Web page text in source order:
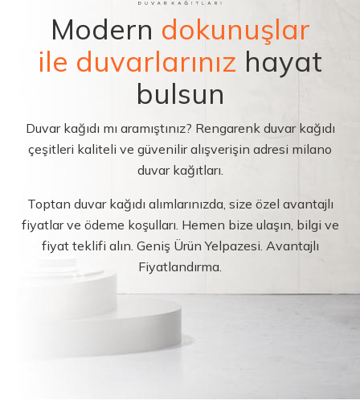
Modern dokunuşlar
ile duvarlarınız hayat
bulsun
Duvar kağıdı mı aramıştınız? Rengarenk duvar kağıdı
çeşitleri kaliteli ve güvenilir alışverişin adresi milano
duvar kağıtları.
Toptan duvar kağıdı alımlarınızda, size özel avantajlı
fiyatlar ve ödeme koşulları. Hemen bize ulaşın, bilgi ve
fiyat teklifi alın. Geniş Ürün Yelpazesi. Avantajlı
Fiyatlandırma.